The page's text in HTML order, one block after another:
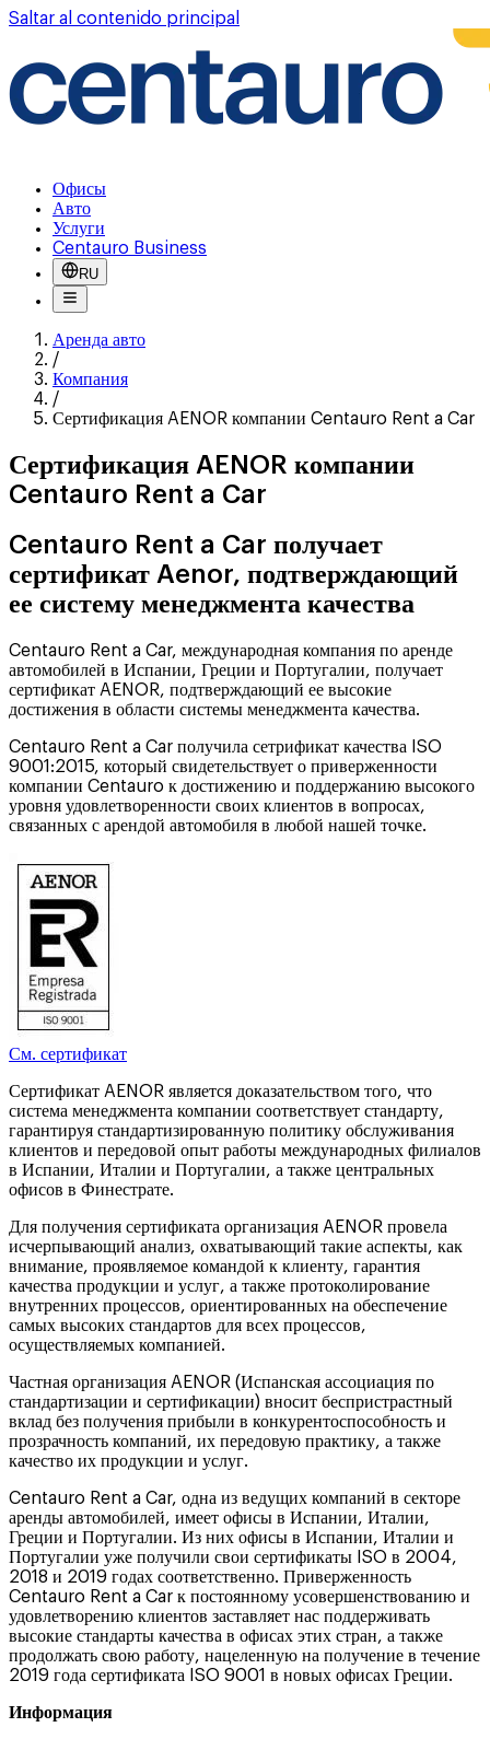
Saltar al contenido principal
Офисы
Авто
Услуги
Centauro Business
RU
Аренда авто
/
Компания
/
Сертификация AENOR компании Centauro Rent a Car
Сертификация AENOR компании
Centauro Rent a Car
Centauro Rent a Car получает
сертификат Aenor, подтверждающий
ее систему менеджмента качества
Centauro Rent a Car, международная компания по аренде
автомобилей в Испании, Греции и Португалии, получает
сертификат AENOR, подтверждающий ее высокие
достижения в области системы менеджмента качества.
Centauro Rent a Car получила сетрификат качества ISO
9001:2015, который свидетельствует о приверженности
компании Centauro к достижению и поддержанию высокого
уровня удовлетворенности своих клиентов в вопросах,
связанных с арендой автомобиля в любой нашей точке.
См. сертификат
Сертификат AENOR является доказательством того, что
система менеджмента компании соответствует стандарту,
гарантируя стандартизированную политику обслуживания
клиентов и передовой опыт работы международных филиалов
в Испании, Италии и Португалии, а также центральных
офисов в Финестрате.
Для получения сертификата организация AENOR провела
исчерпывающий анализ, охватывающий такие аспекты, как
внимание, проявляемое командой к клиенту, гарантия
качества продукции и услуг, а также протоколирование
внутренних процессов, ориентированных на обеспечение
самых высоких стандартов для всех процессов,
осуществляемых компанией.
Частная организация AENOR (Испанская ассоциация по
стандартизации и сертификации) вносит беспристрастный
вклад без получения прибыли в конкурентоспособность и
прозрачность компаний, их передовую практику, а также
качество их продукции и услуг.
Centauro Rent a Car, одна из ведущих компаний в секторе
аренды автомобилей, имеет офисы в Испании, Италии,
Греции и Португалии. Из них офисы в Испании, Италии и
Португалии уже получили свои сертификаты ISO в 2004,
2018 и 2019 годах соответственно. Приверженность
Centauro Rent a Car к постоянному усовершенствованию и
удовлетворению клиентов заставляет нас поддерживать
высокие стандарты качества в офисах этих стран, а также
продолжать свою работу, нацеленную на получение в течение
2019 года сертификата ISO 9001 в новых офисах Греции.
Информация